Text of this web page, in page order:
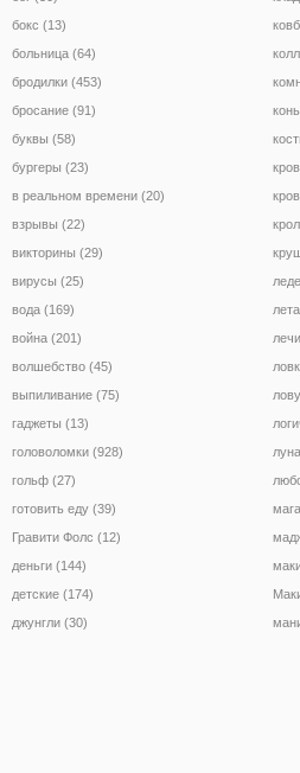
бокс (13)
больница (64)
бродилки (453)
бросание (91)
буквы (58)
бургеры (23)
в реальном времени (20)
взрывы (22)
викторины (29)
вирусы (25)
вода (169)
война (201)
волшебство (45)
выпиливание (75)
гаджеты (13)
головоломки (928)
гольф (27)
готовить еду (39)
Гравити Фолс (12)
деньги (144)
детские (174)
джунгли (30)